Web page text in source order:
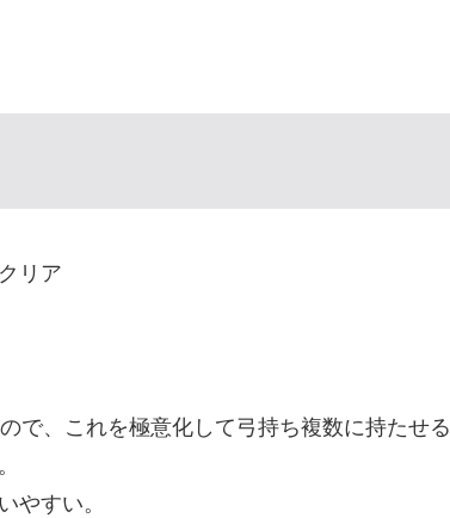
リア
で、これを極意化して弓持ち複数に持たせる
やすい。